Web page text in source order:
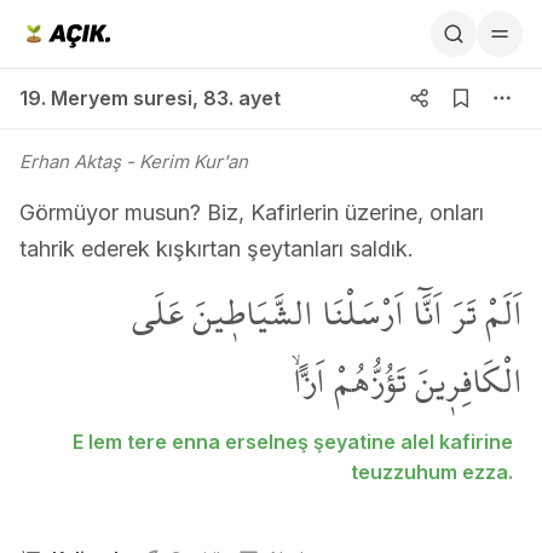
19. Meryem suresi, 83. ayet
Erhan Aktaş- Kerim Kur'an
Görmüyor musun? Biz, Kafirlerin üzerine, onları
tahrik ederek kışkırtan şeytanları saldık.
اَلَمْ تَرَ اَنَّٓا اَرْسَلْنَا الشَّيَاط۪ينَ عَلَى
الْكَافِر۪ينَ تَؤُزُّهُمْ اَزاًّۙ
E lem tere enna erselneş şeyatine alel kafirine
teuzzuhum ezza.